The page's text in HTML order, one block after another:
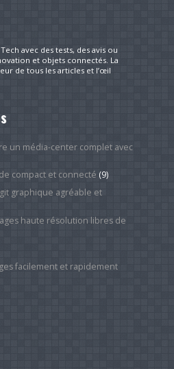
avec des tests, des avis ou
et objets connectés. La
de tous les articles et l’œil
un média-center complet avec
compact et connecté (9)
graphique agréable et
haute résolution libres de
facilement et rapidement